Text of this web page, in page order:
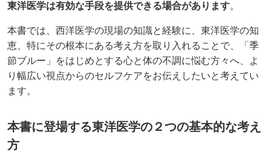
東洋医学は有効な手段を提供できる場合があります。
本書では、西洋医学の現場の知識と経験に、東洋医学の知
恵、特にその根本にある考え方を取り入れることで、「季
節ブルー」をはじめとする心と体の不調に悩む方々へ、よ
り幅広い視点からのセルフケアをお伝えしたいと考えてい
ます。
本書に登場する東洋医学の２つの基本的な考え
方